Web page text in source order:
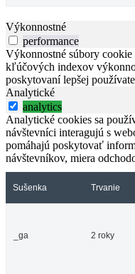
Výkonnostné
performance
Výkonnostné súbory cookie
kľúčových indexov
poskytovaní lepšej
Analytické
analytics
Analytické cookies sa
návštevníci interagujú s
pomáhajú poskytovať
návštevníkov, miera
Sušenka Trvanie
_ga 2 roky